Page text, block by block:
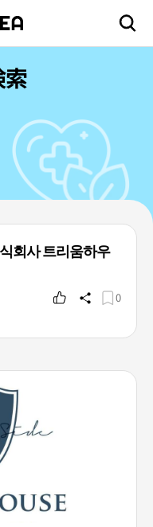
회사 트리움하우
0